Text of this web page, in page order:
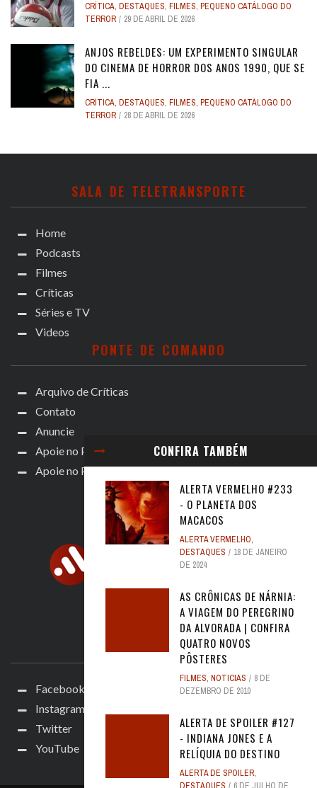
CONFIRA TAMBÉM
ALERTA VERMELHO #233
- O PLANETA DOS
MACACOS
ALERTA VERMELHO,
DESTAQUES
18 DE JANEIRO
DE 2024
AS CRÔNICAS DE NÁRNIA:
A VIAGEM DO PEREGRINO
DA ALVORADA | CONFIRA
QUATRO NOVOS
PÔSTERES
FILMES, NOTICIAS
8 DE
DEZEMBRO DE 2010
ALERTA DE SPOILER #127
- INDIANA JONES E A
RELÍQUIA DO DESTINO
ALERTA DE SPOILER,
CRÍTICA, DESTAQUES, FILMES, PEQUENO CATÁLOGO DO
TERROR
29 DE ABRIL DE 2026
ANJOS REBELDES: UM EXPERIMENTO SINGULAR
DO CINEMA DE HORROR DOS ANOS 1990, QUE SE
FIA ...
CRÍTICA, DESTAQUES, FILMES, PEQUENO CATÁLOGO DO
TERROR
28 DE ABRIL DE 2026
SALA DE TELETRANSPORTE
Home
Podcasts
Filmes
Críticas
Séries e TV
Videos
PONTE DE COMANDO
Arquivo de Críticas
Contato
Anuncie
Apoie no Patreon
Apoie no Padrim!
ACOMPANHE
Facebook
Instagram
Twitter
YouTube